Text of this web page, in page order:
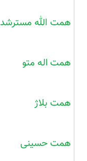
همت الله مسترشد
همت اله متو
همت بلاژ
همت حسینی